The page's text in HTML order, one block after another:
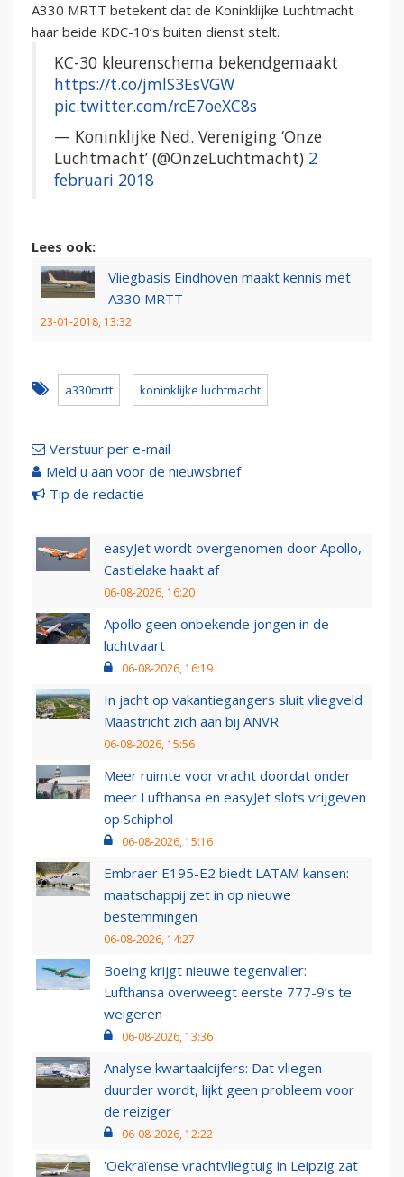
A330 MRTT betekent dat de Koninklijke Luchtmacht
haar beide KDC-10’s buiten dienst stelt.
KC-30 kleurenschema bekendgemaakt
https://t.co/jmlS3EsVGW
pic.twitter.com/rcE7oeXC8s
— Koninklijke Ned. Vereniging ‘Onze
Luchtmacht’ (@OnzeLuchtmacht) 2
februari 2018
Lees ook:
Vliegbasis Eindhoven maakt kennis met
A330 MRTT
23-01-2018, 13:32
a330mrtt koninklijke luchtmacht
Verstuur per e-mail
Meld u aan voor de nieuwsbrief
Tip de redactie
easyJet wordt overgenomen door Apollo,
Castlelake haakt af
06-08-2026, 16:20
Apollo geen onbekende jongen in de
luchtvaart
06-08-2026, 16:19
In jacht op vakantiegangers sluit vliegveld
Maastricht zich aan bij ANVR
06-08-2026, 15:56
Meer ruimte voor vracht doordat onder
meer Lufthansa en easyJet slots vrijgeven
op Schiphol
06-08-2026, 15:16
Embraer E195-E2 biedt LATAM kansen:
maatschappij zet in op nieuwe
bestemmingen
06-08-2026, 14:27
Boeing krijgt nieuwe tegenvaller:
Lufthansa overweegt eerste 777-9’s te
weigeren
06-08-2026, 13:36
Analyse kwartaalcijfers: Dat vliegen
duurder wordt, lijkt geen probleem voor
de reiziger
06-08-2026, 12:22
'Oekraïense vrachtvliegtuig in Leipzig zat